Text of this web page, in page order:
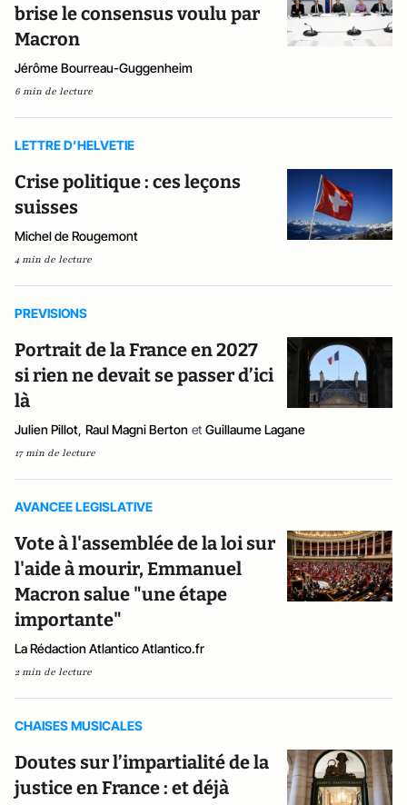
brise le consensus voulu par
Macron
Jérôme Bourreau-Guggenheim
6 min de lecture
LETTRE D’HELVETIE
Crise politique : ces leçons
suisses
Michel de Rougemont
4 min de lecture
PREVISIONS
Portrait de la France en 2027
si rien ne devait se passer d’ici
là
Julien Pillot, Raul Magni Berton et Guillaume Lagane
17 min de lecture
AVANCEE LEGISLATIVE
Vote à l'assemblée de la loi sur
l'aide à mourir, Emmanuel
Macron salue "une étape
importante"
La Rédaction Atlantico Atlantico.fr
2 min de lecture
CHAISES MUSICALES
Doutes sur l’impartialité de la
justice en France : et déjà